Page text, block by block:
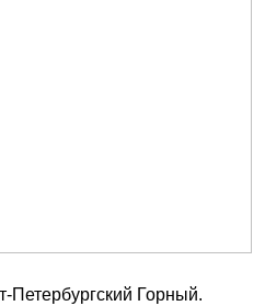
Петербургский Горный.